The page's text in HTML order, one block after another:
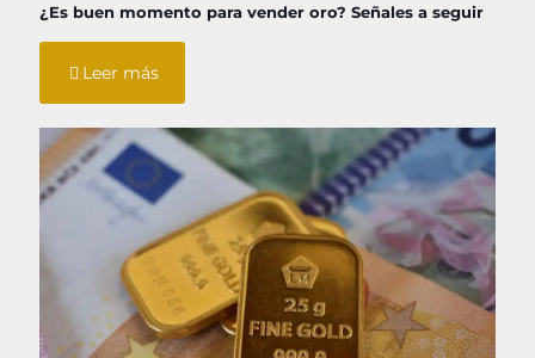
¿Es buen momento para vender oro? Señales a seguir
Leer más